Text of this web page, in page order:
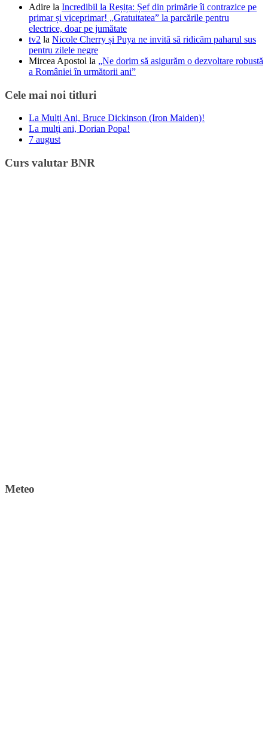
Adire la Incredibil la Reșița: Șef din primărie îi contrazice pe
primar și viceprimar! „Gratuitatea” la parcările pentru
electrice, doar pe jumătate
tv2 la Nicole Cherry și Puya ne invită să ridicăm paharul sus
pentru zilele negre
Mircea Apostol la „Ne dorim să asigurăm o dezvoltare robustă
a României în următorii ani”
Cele mai noi titluri
La Mulți Ani, Bruce Dickinson (Iron Maiden)!
La mulți ani, Dorian Popa!
7 august
Curs valutar BNR
Meteo